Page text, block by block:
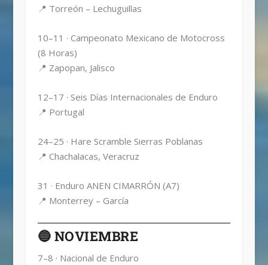
📍 Torreón – Lechuguillas
10–11 · Campeonato Mexicano de Motocross
(8 Horas)
📍 Zapopan, Jalisco
12–17 · Seis Días Internacionales de Enduro
📍 Portugal
24–25 · Hare Scramble Sierras Poblanas
📍 Chachalacas, Veracruz
31 · Enduro ANEN CIMARRÓN (A7)
📍 Monterrey – García
🔵 NOVIEMBRE
7–8 · Nacional de Enduro